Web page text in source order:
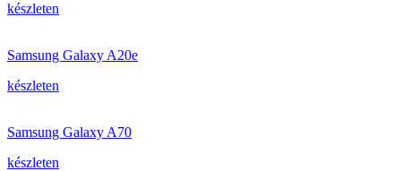
készleten
Samsung Galaxy A20e
készleten
Samsung Galaxy A70
készleten